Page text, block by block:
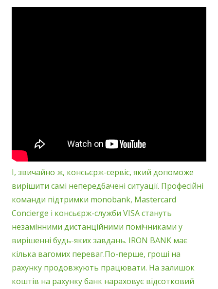
І, звичайно ж, консьєрж-сервіс, який допоможе
вирішити самі непередбачені ситуації. Професійні
команди підтримки monobank, Mastercard
Concierge і консьєрж-служби VISA стануть
незамінними дистанційними помічниками у
вирішенні будь-яких завдань. IRON BANK має
кілька вагомих переваг.По-перше, гроші на
рахунку продовжують працювати. На залишок
коштів на рахунку банк нараховує відсотковий